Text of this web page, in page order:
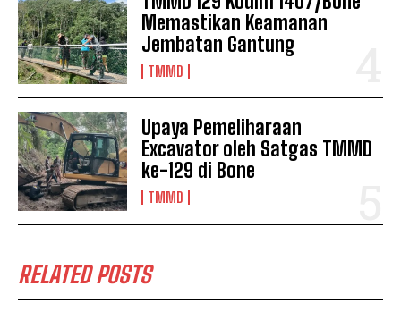
Memastikan Keamanan
Jembatan Gantung
TMMD
Upaya Pemeliharaan
Excavator oleh Satgas TMMD
ke-129 di Bone
TMMD
RELATED POSTS